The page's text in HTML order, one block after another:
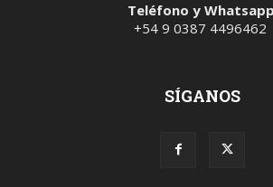
Teléfono y
+54 9 0387 4496462
SÍGANOS